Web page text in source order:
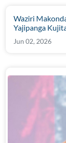
Waziri
Yajipanga
Jun 02, 2026